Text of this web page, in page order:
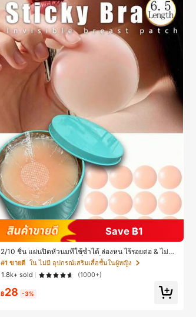
Save ฿1
2/10 ชิ้น แผ่นปิดหัวนมที่ใช้ซ้ำได้ ล่องหน ไร้รอยต่อ & ไม่ลื่น
เหมาะสำหรับโอกาสต่างๆ สิ่งจำเป็นสำหรับฤดูร้อน
#1 ขายดี ใน ไม่มี อุปกรณ์เสริมเสื้อชั้นในผู้หญิง
1.8k+ sold
(1000+)
฿28 -3%